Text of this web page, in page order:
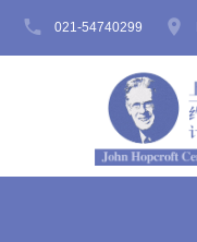
021-54740299